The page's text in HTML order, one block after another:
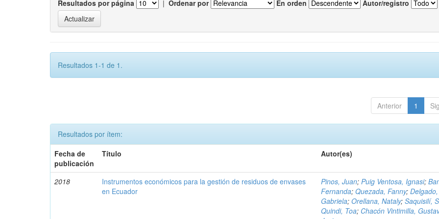
Resultados por página | Ordenar por En orden Autor/registro
Resultados 1-1 de 1.
Anterior 1
Resultados por ítem:
Fecha de
publicación
Título Autor(es)
2018
Instrumentos económicos para la gestión de residuos de envases
en Ecuador
Pinos, Juan;Puig Ventosa, Ignasi;
Fernanda;Quezada, Fanny;Delgado,
Gabriela;Orellana, Nataly;Saquisilí,
Quindi, Toa; Chacón Vintimilla,